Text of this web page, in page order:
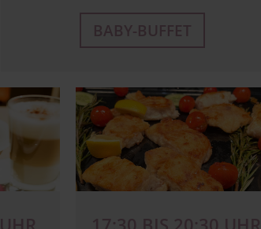
BABY-BUFFET
Image